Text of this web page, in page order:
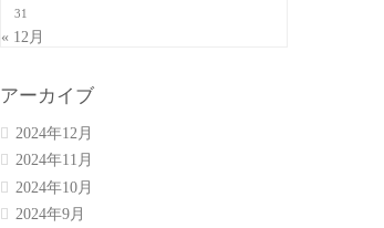
31
« 12月
アーカイブ
2024年12月
2024年11月
2024年10月
2024年9月